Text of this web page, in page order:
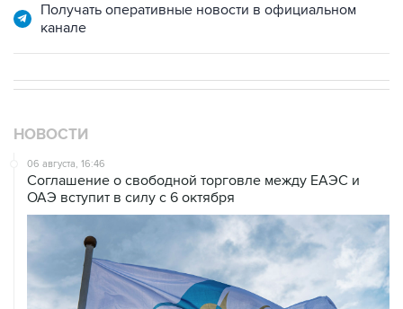
Получать оперативные новости в официальном
канале
НОВОСТИ
06 августа, 16:46
Соглашение о свободной торговле между ЕАЭС и
ОАЭ вступит в силу с 6 октября